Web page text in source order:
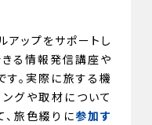
ップをサポートし
きる情報発信講座や
。実際に旅する機
グや取材について
旅色綴りに参加す